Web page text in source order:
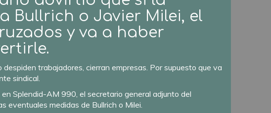
Bullrich o Javier Milei, el
y va a haber
trabajadores, cierran empresas. Por supuesto que va
sindical.
Splendid-AM 990, el secretario general adjunto del
eventuales medidas de Bullrich o Milei.